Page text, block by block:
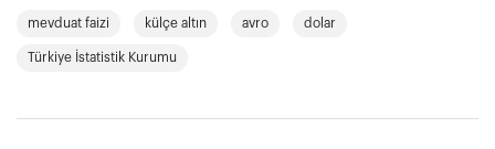
mevduat faizi külçe altın avro dolar
Türkiye İstatistik Kurumu